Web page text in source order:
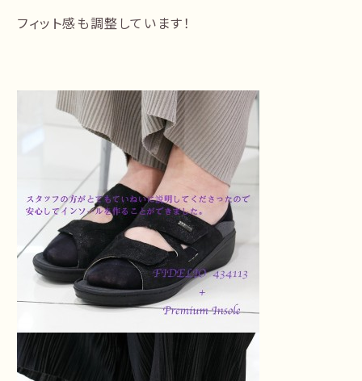
フィット感も調整しています！